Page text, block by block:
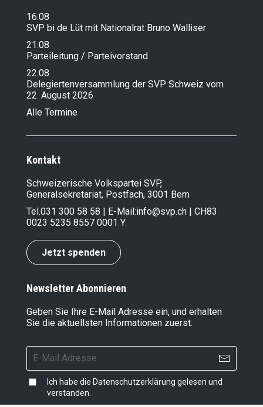
16.08
SVP bi de Lüt mit Nationalrat Bruno Walliser
21.08
Parteileitung / Parteivorstand
22.08
Delegiertenversammlung der SVP Schweiz vom
22. August 2026
Alle Termine
Kontakt
Schweizerische Volkspartei SVP,
Generalsekretariat, Postfach, 3001 Bern
Tel.031 300 58 58 | E-Mail:info@svp.ch | CH83
0023 5235 8557 0001 Y
Jetzt spenden
Newsletter Abonnieren
Geben Sie Ihre E-Mail Adresse ein, und erhalten
Sie die aktuellsten Informationen zuerst.
Ich habe die Datenschutzerklärung gelesen und
verstanden.